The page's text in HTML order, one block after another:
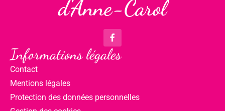
d'Anne-Carol
Informations légales
Contact
Mentions légales
Protection des données personnelles